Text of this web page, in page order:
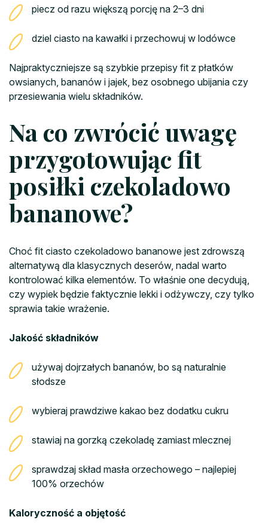
piecz od razu większą porcję na 2–3 dni
dziel ciasto na kawałki i przechowuj w lodówce
Najpraktyczniejsze są szybkie przepisy fit z płatków
owsianych, bananów i jajek, bez osobnego ubijania czy
przesiewania wielu składników.
Na co zwrócić uwagę
przygotowując fit
posiłki czekoladowo
bananowe?
Choć fit ciasto czekoladowo bananowe jest zdrowszą
alternatywą dla klasycznych deserów, nadal warto
kontrolować kilka elementów. To właśnie one decydują,
czy wypiek będzie faktycznie lekki i odżywczy, czy tylko
sprawia takie wrażenie.
Jakość składników
używaj dojrzałych bananów, bo są naturalnie
słodsze
wybieraj prawdziwe kakao bez dodatku cukru
stawiaj na gorzką czekoladę zamiast mlecznej
sprawdzaj skład masła orzechowego – najlepiej
100% orzechów
Kaloryczność a objętość